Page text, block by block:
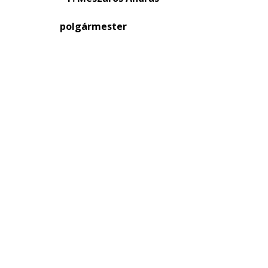
polgármester